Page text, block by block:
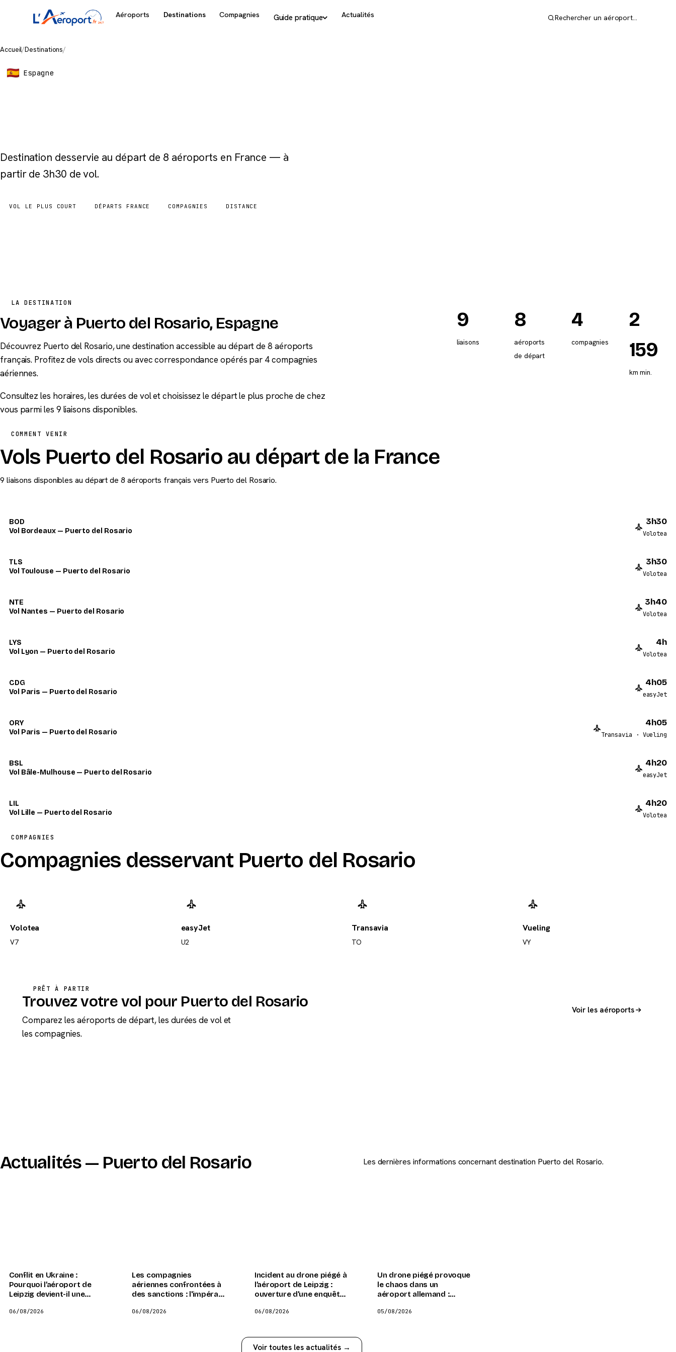
Aéroports Destinations Compagnies Guide pratique Actualités Rechercher un aéroport…
Accueil/Destinations/
Espagne
Destination desservie au départ de 8 aéroports en France — à
partir de 3h30 de vol.
VOL LE PLUS COURT DÉPARTS FRANCE COMPAGNIES DISTANCE
LA DESTINATION
Voyager à Puerto del Rosario, Espagne
Découvrez Puerto del Rosario, une destination accessible au départ de 8 aéroports
français. Profitez de vols directs ou avec correspondance opérés par 4 compagnies
aériennes.
Consultez les horaires, les durées de vol et choisissez le départ le plus proche de chez
vous parmi les 9 liaisons disponibles.
9
liaisons
8
aéroports
de départ
4
compagnies
2
159
km min.
COMMENT VENIR
Vols Puerto del Rosario au départ de la France
9 liaisons disponibles au départ de 8 aéroports français vers Puerto del Rosario.
BOD
Vol Bordeaux — Puerto del Rosario
3h30
Volotea
TLS
Vol Toulouse — Puerto del Rosario
3h30
Volotea
NTE
Vol Nantes — Puerto del Rosario
3h40
Volotea
LYS
Vol Lyon — Puerto del Rosario
4h
Volotea
CDG
Vol Paris — Puerto del Rosario
4h05
easyJet
ORY
Vol Paris — Puerto del Rosario
4h05
Transavia · Vueling
BSL
Vol Bâle-Mulhouse — Puerto del Rosario
4h20
easyJet
LIL
Vol Lille — Puerto del Rosario
4h20
Volotea
COMPAGNIES
Compagnies desservant Puerto del Rosario
Volotea
V7
easyJet
U2
Transavia
TO
Vueling
VY
PRÊT À PARTIR
Trouvez votre vol pour Puerto del Rosario
Comparez les aéroports de départ, les durées de vol et
les compagnies.
Voir les aéroports
Actualités — Puerto del Rosario Les dernières informations concernant destination Puerto del Rosario.
Conflit en Ukraine :
Pourquoi l’aéroport de
Leipzig devient-il une
stratégique ?
06/08/2026
Les compagnies
aériennes confrontées à
des sanctions : l'impératif
le kérosène durable
06/08/2026
Incident au drone piégé à
l’aéroport de Leipzig :
ouverture d’une enquête
supervision du ministre
06/08/2026
Un drone piégé provoque
le chaos dans un
aéroport allemand :
mystérieux
05/08/2026
Voir toutes les actualités →